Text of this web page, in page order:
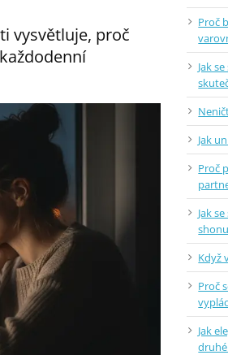
vysvětluje, proč
Proč
Jak
Jak
Proč
Jak
shonu
Když
Proč
Jak